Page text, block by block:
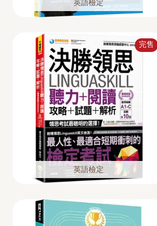
英語檢定
完售
英語檢定